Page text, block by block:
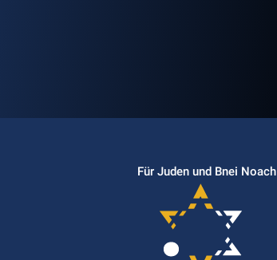
Für Juden und Bnei Noach